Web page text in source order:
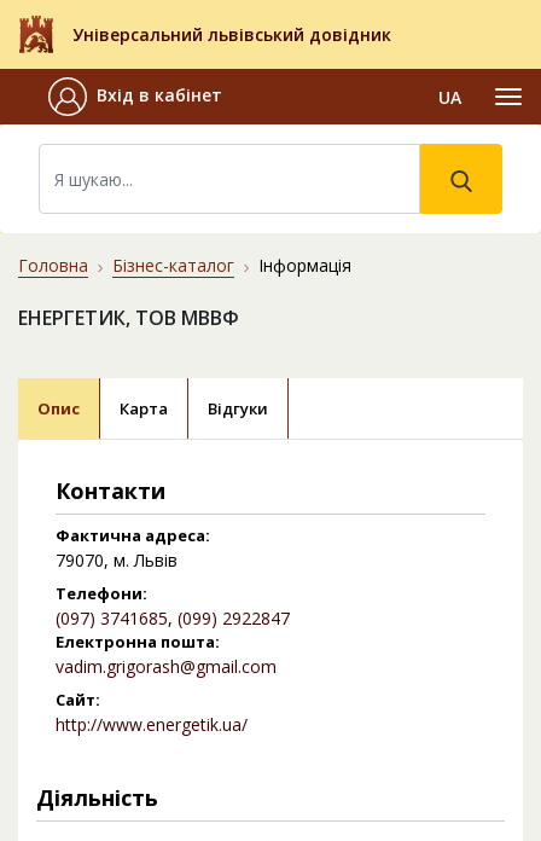
Універсальний львівський довідник
Вхід в кабінет UA
Головна Бізнес-каталог Інформація
ЕНЕРГЕТИК, ТОВ МВВФ
Опис Карта Відгуки
Контакти
Фактична адреса:
79070, м. Львів
Телефони:
(097) 3741685, (099) 2922847
Електронна пошта:
vadim.grigorash@gmail.com
Сайт:
http://www.energetik.ua/
Діяльність